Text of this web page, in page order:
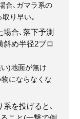
合､ガマラ系の
り早い｡
場合､落下予測
斜め半径2ブロ
)地面が無け
にならなくな
を投げると､